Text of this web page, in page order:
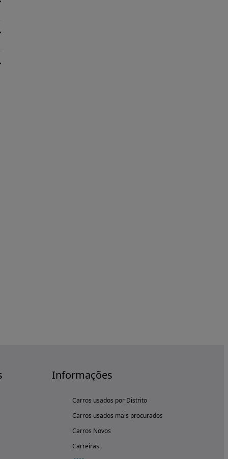
Informações
Carros usados por Distrito
Carros usados mais procurados
Carros Novos
Carreiras